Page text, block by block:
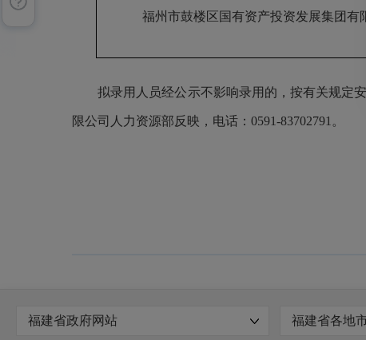
福州市鼓楼区国有资产投资发展集团有
拟录用人员经公示不影响录用的，按有关规定
限公司 人力资源部反映，电话：0591-83702791。
福建省政府网站 福建省各地